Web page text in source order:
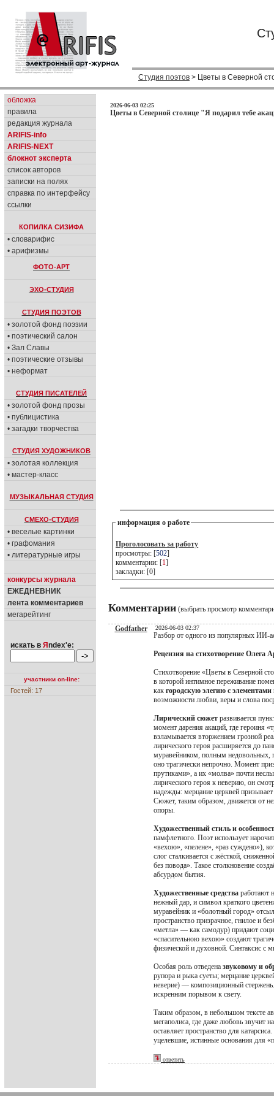
Студия поэтов > Цветы в Северной
обложка
правила
редакция журнала
ARIFIS-info
ARIFIS-NEXT
блокнот эксперта
список авторов
записки на полях
справка по интерфейсу
ссылки
КОПИЛКА СИЗИФА
• словарифис
• арифизмы
ФОТО-АРТ
ЭХО-СТУДИЯ
СТУДИЯ ПОЭТОВ
• золотой фонд поэзии
• поэтический салон
• Зал Славы
• поэтические отзывы
• неформат
СТУДИЯ ПИСАТЕЛЕЙ
• золотой фонд прозы
• публицистика
• загадки творчества
СТУДИЯ ХУДОЖНИКОВ
• золотая коллекция
• мастер-класс
МУЗЫКАЛЬНАЯ СТУДИЯ
СМЕХО-СТУДИЯ
• веселые картинки
• графомания
• литературные игры
конкурсы журнала
ЕЖЕДНЕВНИК
лента комментариев
мегарейтинг
искать в Я ndex'е:
участники on-line:
Гостей: 17
2026-06-03 02:25
Цветы в Северной столице "Я подарил тебе
информация о работе
Проголосовать за работу
просмотры: [502]
комментарии: [1]
закладки: [0]
Комментарии (выбрать просмотр
Godfather 2026-06-03 02:37
Разбор от одного из популярных ИИ-
Рецензия на стихотворение Олега
Стихотворение «Цветы в Северной
в которой интимное переживание
как городскую элегию с
возможности любви, веры и слова
Лирический сюжет развивается
момент дарения акаций, где героиня
взламывается вторжением грозной
лирического героя расширяется до
муравейником, полным недовольных,
оно трагически непрочно. Момент
прутиками», а их «молва» почти
лирического героя к неверию, он
надежды: мерцание церквей
Сюжет, таким образом, движется от
опоры.
Художественный стиль и
памфлетного. Поэт использует
«вехою», «пелене», «раз суждено»),
слог сталкивается с жёсткой,
без повода». Такое столкновение
абсурдом бытия.
Художественные средства работают
нежный дар, и символ краткого
муравейник и «болотный город»
пространство призрачное, гнилое и
«метла» — как самодур) придают
«спасительною вехою» создают
физической и духовной. Синтаксис с
Особая роль отведена звуковому и
рупора и рыка суеты; мерцание
неверие) — композиционный
искренним порывом к свету.
Таким образом, в небольшом тексте
мегаполиса, где даже любовь звучит
оставляет пространство для
уцелевшие, истинные основания для
ответить